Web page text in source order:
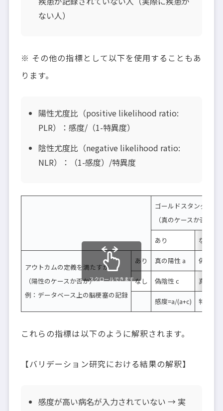
ない人）
※ その他の指標として以下を使用することもあ
ります。
陽性尤度比（positive likelihood ratio:
PLR）：感度/（1-特異度）
陰性尤度比（negative likelihood ratio:
NLR）：（1-感度）/特異度
ゴールドスタンダード
（真のケースか否か
あり なし
アウトカムの定義を満たすか
（陽性のケースか否か）
例：データベース上の脳梗塞の記録
あり 真の陽性 a 偽陽性 b
なし 偽陰性 c 真の陰
感度=a/(a+c) 特異度
スクロールできます
これらの指標は以下のように解釈されます。
【バリデーション研究における結果の解釈】
感度が高い病名が入力されていない → 実